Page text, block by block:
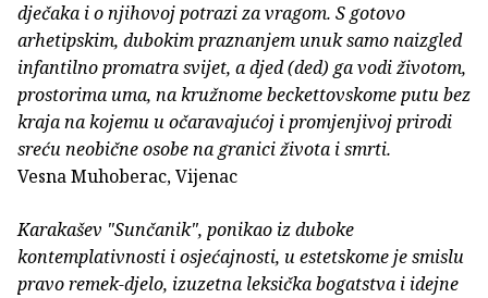
dječaka i o njihovoj potrazi za vragom. S gotovo
arhetipskim, dubokim praznanjem unuk samo naizgled
infantilno promatra svijet, a djed (ded) ga vodi životom,
prostorima uma, na kružnome beckettovskome putu bez
kraja na kojemu u očaravajućoj i promjenjivoj prirodi
sreću neobične osobe na granici života i smrti.
Vesna Muhoberac, Vijenac
Karakašev "Sunčanik", ponikao iz duboke
kontemplativnosti i osjećajnosti, u estetskome je smislu
pravo remek-djelo, izuzetna leksička bogatstva i idejne